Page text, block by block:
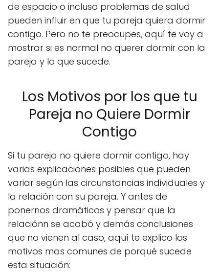
de espacio o incluso problemas de salud
pueden influir en que tu pareja quiera dormir
contigo. Pero no te preocupes, aquí te voy a
mostrar si es normal no querer dormir con la
pareja y lo que sucede.
Los Motivos por los que tu
Pareja no Quiere Dormir
Contigo
Si tu pareja no quiere dormir contigo, hay
varias explicaciones posibles que pueden
variar según las circunstancias individuales y
la relación con su pareja. Y antes de
ponernos dramáticos y pensar que la
relaciónn se acabó y demás conclusiones
que no vienen al caso, aquí te explico los
motivos mas comunes de porqué sucede
esta situación: